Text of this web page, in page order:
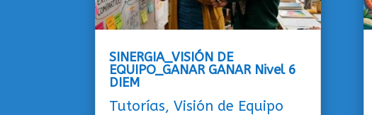
SINERGIA_VISIÓN DE
EQUIPO_GANAR GANAR Nivel 6
DIEM
Tutorías,Visión de Equipo